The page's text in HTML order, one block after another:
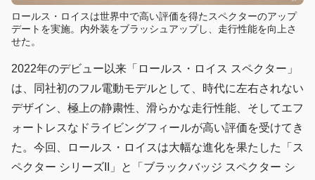
ロールス・ロイスは世界中で高い評価を得たスペクターのアップ
デートを実施。内外装をブラッシュアップし、走行性能を向上さ
せた。
2022年のデビュー以来「ロールス・ロイス スペクター」
は、同社初のフル電動モデルとして、時代に左右されない
デザイン、極上の静粛性、滑らかな走行性能、そしてエフ
ォートレスなドライビングフィールが高い評価を受けてき
た。今回、ロールス・ロイスは大幅な進化を果たした「ス
ペクター シリーズII」と「ブラックバッジ スペクター シ